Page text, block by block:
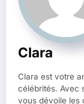
Clara
Clara est votre
célébrités. Avec
vous dévoile les